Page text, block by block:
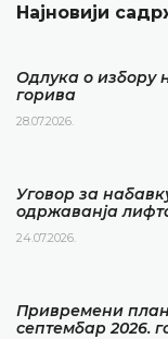
Најновији
Одлука о избору
горива
28.07.2026.
Уговор за
одржаванја
24.07.2026.
Привремени
септембар 2026.